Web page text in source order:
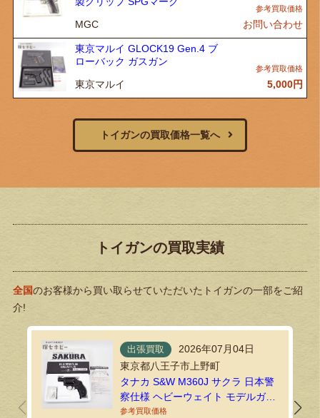
MGC お問い合わせ
東京マルイ GLOCK19 Gen.4 ブ
ローバック ガスガン
東京マルイ 5,000円
トイガンの買取価格一覧へ
トイガンの買取実績
全国のお客様から買い取らせていただいたトイガンの一部をご紹
介!
出張買取
2026年07月04日
東京都八王子市上野町
タナカ S&W M360J サクラ 日本警
察仕様 ヘビーウェイト モデルガン
を出張買取しました